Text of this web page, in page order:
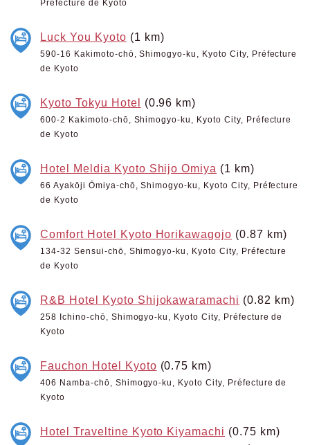
Préfecture de Kyoto
Luck You Kyoto (1 km)
590-16 Kakimoto-chō, Shimogyo-ku, Kyoto City, Préfecture
de Kyoto
Kyoto Tokyu Hotel (0.96 km)
600-2 Kakimoto-chō, Shimogyo-ku, Kyoto City, Préfecture
de Kyoto
Hotel Meldia Kyoto Shijo Omiya (1 km)
66 Ayakōji Ōmiya-chō, Shimogyo-ku, Kyoto City, Préfecture
de Kyoto
Comfort Hotel Kyoto Horikawagojo (0.87 km)
134-32 Sensui-chō, Shimogyo-ku, Kyoto City, Préfecture
de Kyoto
R&B Hotel Kyoto Shijokawaramachi (0.82 km)
258 Ichino-chō, Shimogyo-ku, Kyoto City, Préfecture de
Kyoto
Fauchon Hotel Kyoto (0.75 km)
406 Namba-chō, Shimogyo-ku, Kyoto City, Préfecture de
Kyoto
Hotel Traveltine Kyoto Kiyamachi (0.75 km)